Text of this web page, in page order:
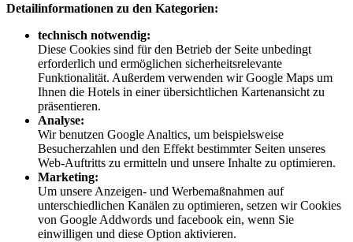
Detailinformationen zu den Kategorien:
technisch notwendig:
Diese Cookies sind für den Betrieb der Seite unbedingt
erforderlich und ermöglichen sicherheitsrelevante
Funktionalität. Außerdem verwenden wir Google Maps um
Ihnen die Hotels in einer übersichtlichen Kartenansicht zu
präsentieren.
Analyse:
Wir benutzen Google Analtics, um beispielsweise
Besucherzahlen und den Effekt bestimmter Seiten unseres
Web-Auftritts zu ermitteln und unsere Inhalte zu optimieren.
Marketing:
Um unsere Anzeigen- und Werbemaßnahmen auf
unterschiedlichen Kanälen zu optimieren, setzen wir Cookies
von Google Addwords und facebook ein, wenn Sie
einwilligen und diese Option aktivieren.